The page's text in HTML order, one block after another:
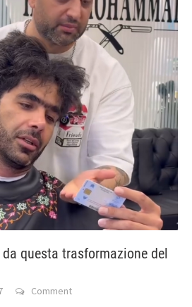
questa trasformazione del
Comment